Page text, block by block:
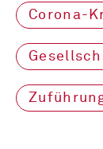
Corona-